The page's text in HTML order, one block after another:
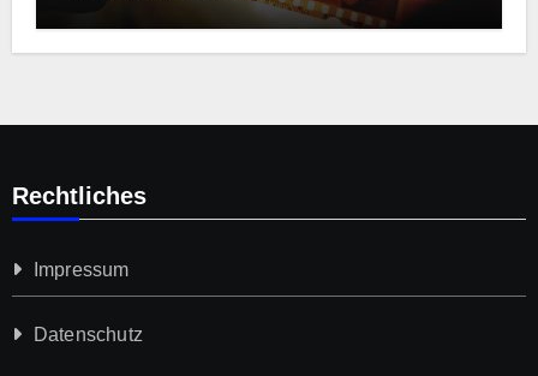
Rechtliches
Impressum
Datenschutz­